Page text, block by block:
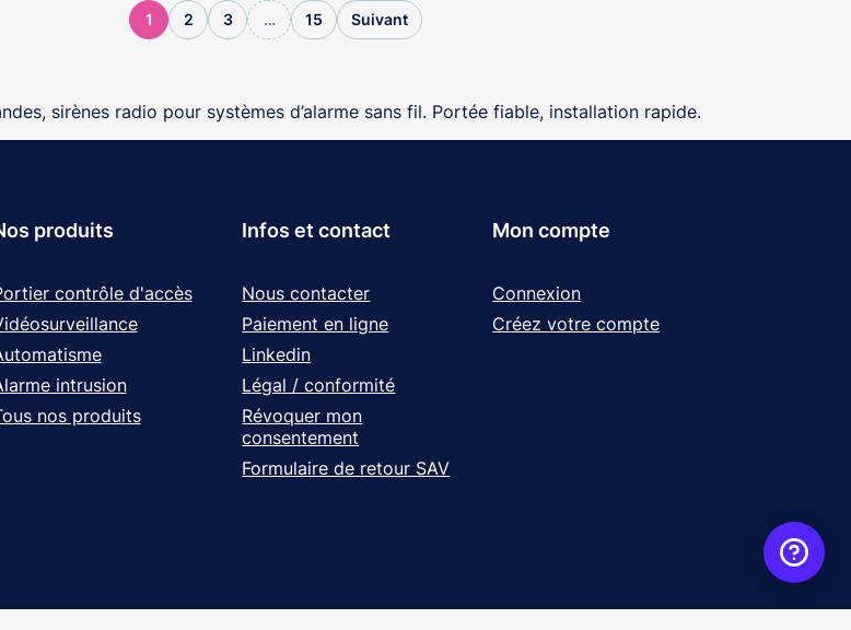
1 2 3 … 15 Suivant
sirènes radio pour systèmes d’alarme sans fil. Portée fiable, installation rapide.
produits
contrôle d'accès
intrusion
nos produits
Infos et contact
Nous contacter
Paiement en ligne
Linkedin
Légal / conformité
Révoquer mon
consentement
Formulaire de retour SAV
Mon compte
Connexion
Créez votre compte